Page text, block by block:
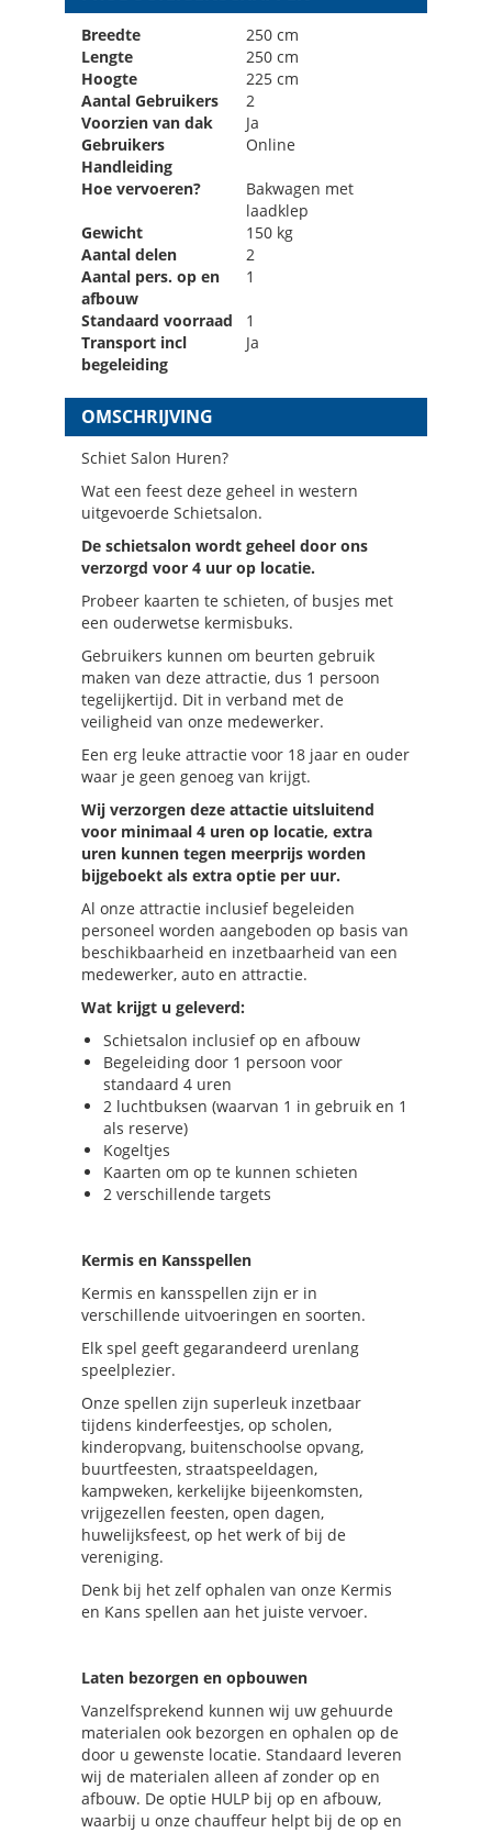
Breedte
250 cm
Lengte
250 cm
Hoogte
225 cm
Aantal Gebruikers
2
Voorzien van dak
Ja
Gebruikers
Handleiding
Online
Hoe vervoeren?
Bakwagen met
laadklep
Gewicht
150 kg
Aantal delen
2
Aantal pers. op en
afbouw
1
Standaard voorraad
1
Transport incl
begeleiding
Ja
OMSCHRIJVING
Schiet Salon Huren?
Wat een feest deze geheel in western
uitgevoerde Schietsalon.
De schietsalon wordt geheel door ons
verzorgd voor 4 uur op locatie.
Probeer kaarten te schieten, of busjes met
een ouderwetse kermisbuks.
Gebruikers kunnen om beurten gebruik
maken van deze attractie, dus 1 persoon
tegelijkertijd. Dit in verband met de
veiligheid van onze medewerker.
Een erg leuke attractie voor 18 jaar en ouder
waar je geen genoeg van krijgt.
Wij verzorgen deze attactie uitsluitend
voor minimaal 4 uren op locatie, extra
uren kunnen tegen meerprijs worden
bijgeboekt als extra optie per uur.
Al onze attractie inclusief begeleiden
personeel worden aangeboden op basis van
beschikbaarheid en inzetbaarheid van een
medewerker, auto en attractie.
Wat krijgt u geleverd:
Schietsalon inclusief op en afbouw
Begeleiding door 1 persoon voor
standaard 4 uren
2 luchtbuksen (waarvan 1 in gebruik en 1
als reserve)
Kogeltjes
Kaarten om op te kunnen schieten
2 verschillende targets
Kermis en Kansspellen
Kermis en kansspellen zijn er in
verschillende uitvoeringen en soorten.
Elk spel geeft gegarandeerd urenlang
speelplezier.
Onze spellen zijn superleuk inzetbaar
tijdens kinderfeestjes, op scholen,
kinderopvang, buitenschoolse opvang,
buurtfeesten, straatspeeldagen,
kampweken, kerkelijke bijeenkomsten,
vrijgezellen feesten, open dagen,
huwelijksfeest, op het werk of bij de
vereniging.
Denk bij het zelf ophalen van onze Kermis
en Kans spellen aan het juiste vervoer.
Laten bezorgen en opbouwen
Vanzelfsprekend kunnen wij uw gehuurde
materialen ook bezorgen en ophalen op de
door u gewenste locatie. Standaard leveren
wij de materialen alleen af zonder op en
afbouw. De optie HULP bij op en afbouw,
waarbij u onze chauffeur helpt bij de op en